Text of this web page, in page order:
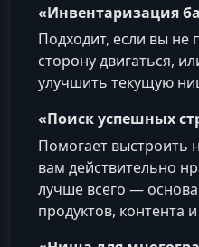
«Инвентаризация
Подходит, если вы не
сторону двигаться,
улучшить текущую
«Поиск успешных
Помогает выстроить
вам действительно
лучше всего —
продуктов, контента